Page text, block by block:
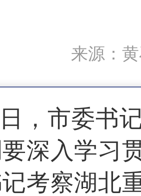
来源：
，市委书
深入学习
考察湖北